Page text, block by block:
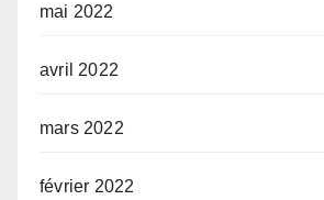
mai 2022
avril 2022
mars 2022
février 2022